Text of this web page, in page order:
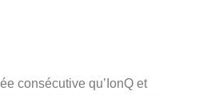
consécutive qu’IonQ et